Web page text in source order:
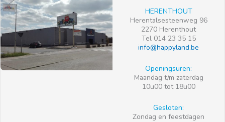
HERENTHOUT
Herentalsesteenweg 96
2270 Herenthout
Tel 014 23 35 15
info@happyland.be
Openingsuren:
Maandag t/m zaterdag
10u00 tot 18u00
Gesloten:
Zondag en feestdagen